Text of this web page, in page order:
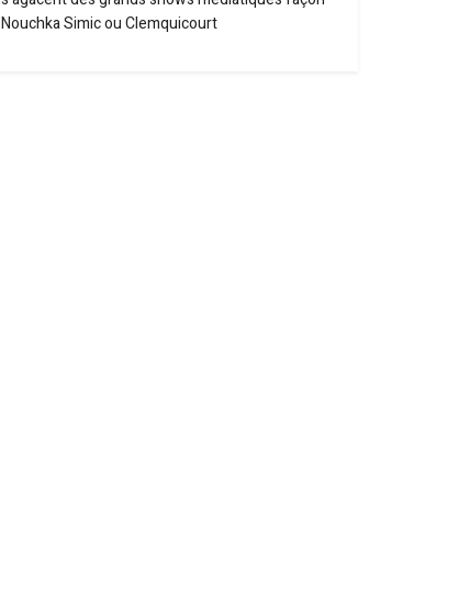
Nouchka Simic ou Clemquicourt